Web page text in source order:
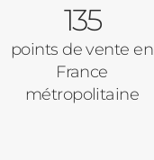
135
points de vente en
France
métropolitaine